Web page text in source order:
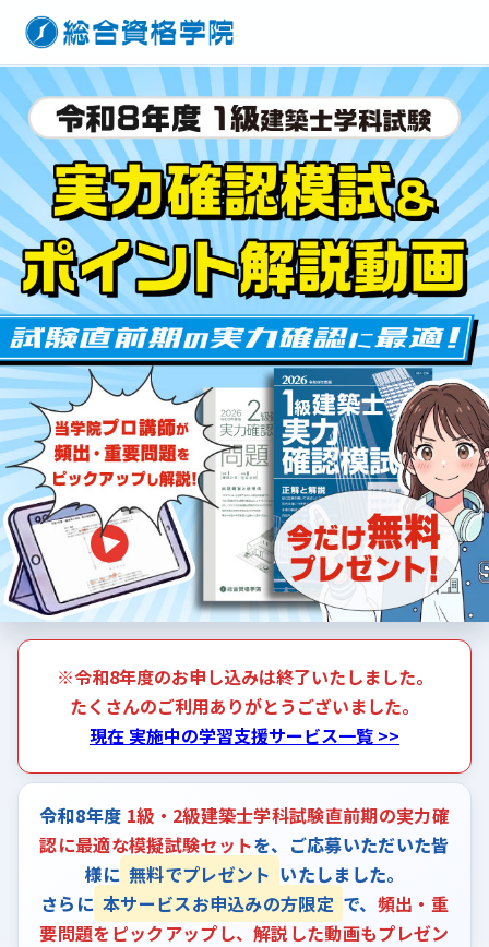
※令和8年度のお申し込みは終了いたしました。
たくさんのご利用ありがとうございました。
現在 実施中の学習支援サービス一覧 >>
令和8年度 1級・2級建築士学科試験直前期の実力確
認に最適な模擬試験セットを、ご応募いただいた皆
様に 無料でプレゼント いたしました。
さらに 本サービスお申込みの方限定 で、 頻出・重
要問題をピックアップし、解説した動画もプレゼン